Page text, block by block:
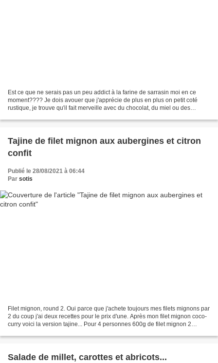
Est ce que ne serais pas un peu addict à la farine de sarrasin moi en ce
moment???? Je dois avouer que j'apprécie de plus en plus on petit coté
rustique, je trouve qu'il fait merveille avec du chocolat, du miel ou des
Tajine de filet mignon aux aubergines et citron
confit
Publié le 28/08/2021 à 06:44
Par sotis
Filet mignon, round 2. Oui parce que j'achete toujours mes filets mignons par
2 du coup j'ai deux recettes pour le prix d'une. Après mon filet mignon coco-
curry voici la version tajine... Pour 4 personnes 600g de filet mignon 2
Salade de millet, carottes et abricots...